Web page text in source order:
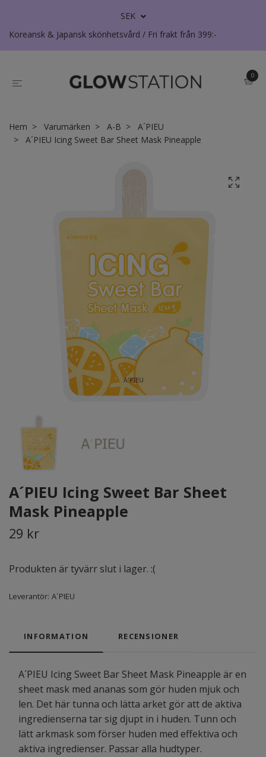
SEK
Koreansk & Japansk skönhetsvård / Fri frakt från 399:-
0
Hem Varumärken A-B
A´PIEU
A´PIEU Icing Sweet Bar Sheet Mask Pineapple
A´PIEU Icing Sweet Bar Sheet
Mask Pineapple
29 kr
Produkten är tyvärr slut i lager. :(
Leverantör: A´PIEU
INFORMATION RECENSIONER
A´PIEU Icing Sweet Bar Sheet Mask Pineapple är en
sheet mask med ananas som gör huden mjuk och
len. Det här tunna och lätta arket gör att de aktiva
ingredienserna tar sig djupt in i huden. Tunn och
lätt arkmask som förser huden med effektiva och
aktiva ingredienser. Passar alla hudtyper.